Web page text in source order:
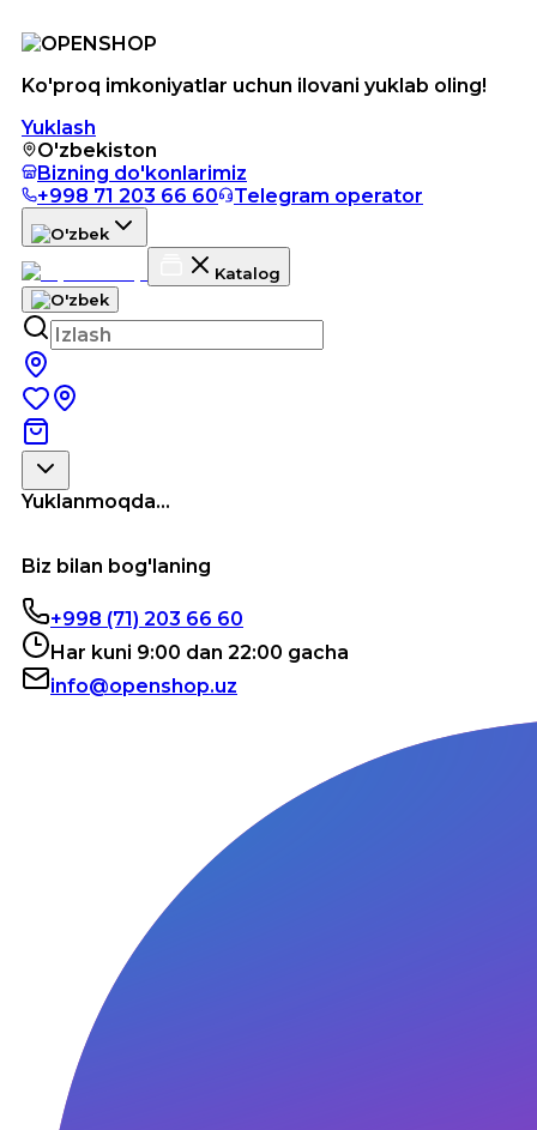
Ko'proq imkoniyatlar uchun ilovani yuklab oling!
Yuklash
O'zbekiston
Bizning do'konlarimiz
+998 71 203 66 60
Telegram operator
Katalog
Yuklanmoqda...
Biz bilan bog'laning
+998 (71) 203 66 60
Har kuni 9:00 dan 22:00 gacha
info@openshop.uz